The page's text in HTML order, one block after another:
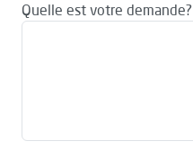
Quelle est votre demande?